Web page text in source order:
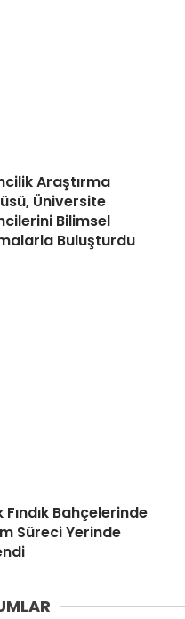
Araştırma
Üniversite
Bilimsel
Buluşturdu
Fındık Bahçelerinde
Süreci Yerinde